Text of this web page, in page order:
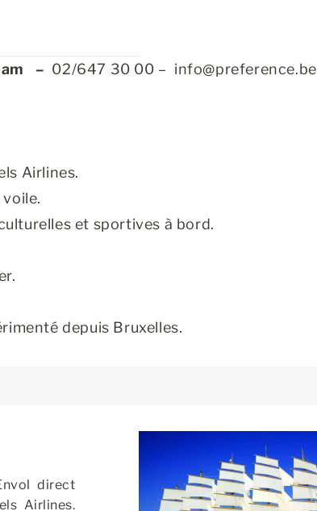
– 02/647 30 00 – info@preference.be
Airlines.
et sportives à bord.
depuis Bruxelles.
direct
Airlines.